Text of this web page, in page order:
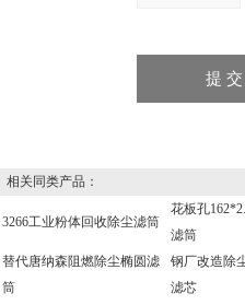
相关同类产品：
3266工业粉体回收除尘滤筒
花板孔
滤筒
替代唐纳森阻燃除尘椭圆滤
筒
钢厂改造除
滤芯